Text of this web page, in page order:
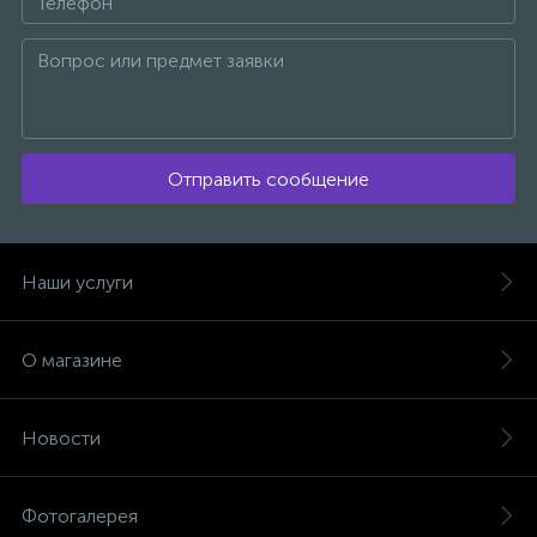
Отправить сообщение
Наши услуги
О магазине
Новости
Фотогалерея